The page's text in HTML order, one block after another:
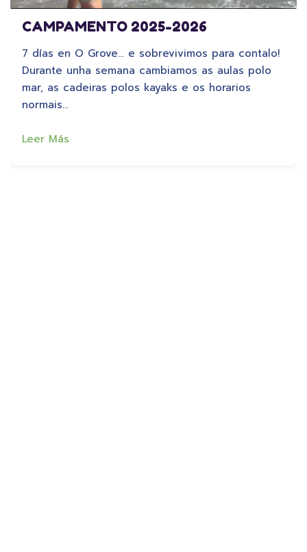
CAMPAMENTO 2025-2026
7 días en O Grove… e sobrevivimos para contalo!
Durante unha semana cambiamos as aulas polo
mar, as cadeiras polos kayaks e os horarios
normais…
Leer Más